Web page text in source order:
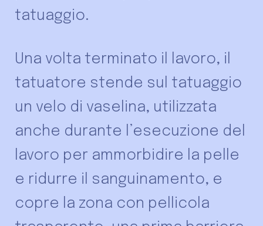
tatuaggio.
Una volta terminato il lavoro, il
tatuatore stende sul tatuaggio
un velo di vaselina, utilizzata
anche durante l’esecuzione del
lavoro per ammorbidire la pelle
e ridurre il sanguinamento, e
copre la zona con pellicola